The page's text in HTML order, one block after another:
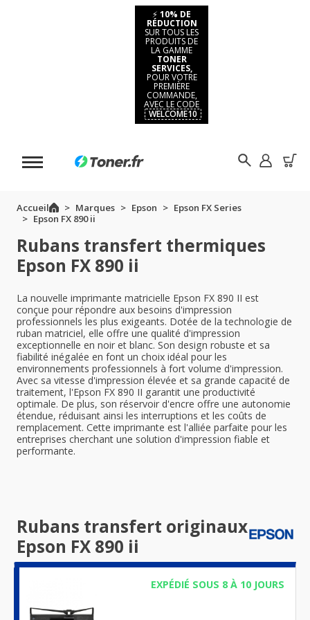
⚡ 10% DE
RÉDUCTION
SUR TOUS LES
PRODUITS DE
LA GAMME
TONER
SERVICES,
POUR VOTRE
PREMIÈRE
COMMANDE,
AVEC LE CODE
WELCOME10
Accueil Marques Epson
Epson FX Series
Epson FX 890 ii
Rubans transfert thermiques
Epson FX 890 ii
La nouvelle imprimante matricielle Epson FX 890 II est
conçue pour répondre aux besoins d'impression
professionnels les plus exigeants. Dotée de la technologie de
ruban matriciel, elle offre une qualité d'impression
exceptionnelle en noir et blanc. Son design robuste et sa
fiabilité inégalée en font un choix idéal pour les
environnements professionnels à fort volume d'impression.
Avec sa vitesse d'impression élevée et sa grande capacité de
traitement, l'Epson FX 890 II garantit une productivité
optimale. De plus, son réservoir d'encre offre une autonomie
étendue, réduisant ainsi les interruptions et les coûts de
remplacement. Cette imprimante est l'alliée parfaite pour les
entreprises cherchant une solution d'impression fiable et
performante.
Rubans transfert originaux
Epson FX 890 ii
EXPÉDIÉ SOUS 8 À 10 JOURS